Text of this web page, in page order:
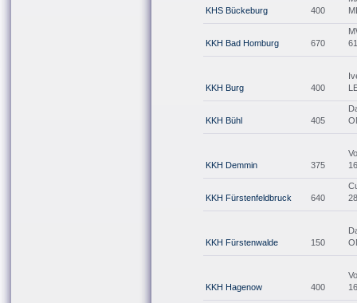
KHS Bückeburg 400
KKH Bad Homburg 670
KKH Burg 400
KKH Bühl 405
KKH Demmin 375
KKH Fürstenfeldbruck 640
KKH Fürstenwalde 150
KKH Hagenow 400